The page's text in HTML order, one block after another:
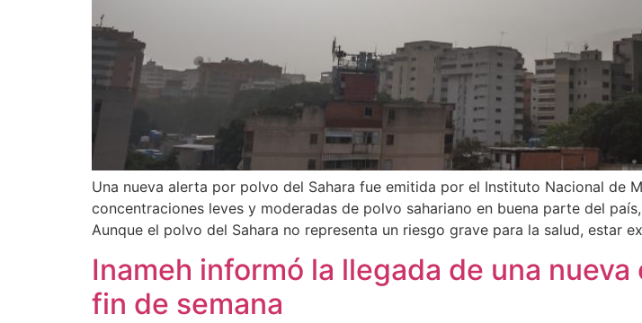
Una nueva alerta por polvo del Sahara fue emitida por el Instituto Nacional de
concentraciones leves y moderadas de polvo sahariano en buena parte del
Aunque el polvo del Sahara no representa un riesgo grave para la salud, estar
Inameh informó la llegada de una
fin de semana